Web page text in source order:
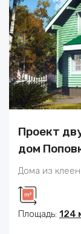
Проект
дом
Дома из
Площадь: 124